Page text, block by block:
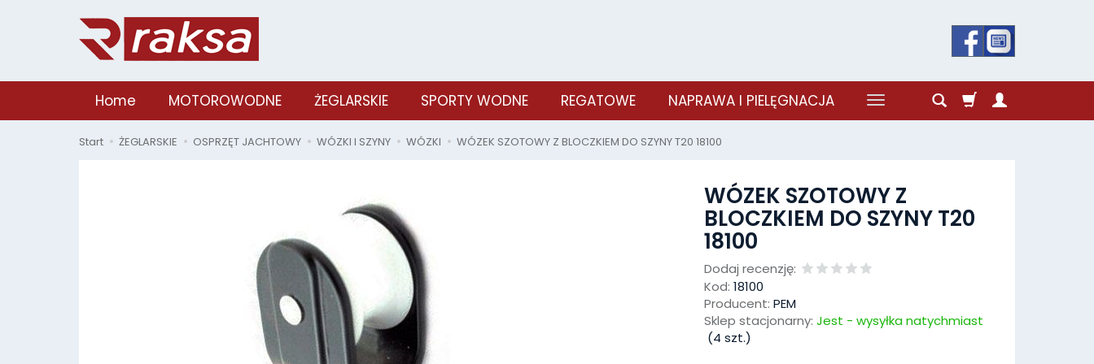
Home MOTOROWODNE ŻEGLARSKIE SPORTY WODNE REGATOWE NAPRAWA I PIELĘGNACJA
Start ŻEGLARSKIE OSPRZĘT JACHTOWY WÓZKI I SZYNY WÓZKI WÓZEK SZOTOWY Z BLOCZKIEM DO SZYNY T20 18100
WÓZEK SZOTOWY Z
BLOCZKIEM DO SZYNY T20
18100
Dodaj recenzję:
Kod: 18100
Producent: PEM
Sklep stacjonarny: Jest - wysyłka natychmiast
(4 szt.)